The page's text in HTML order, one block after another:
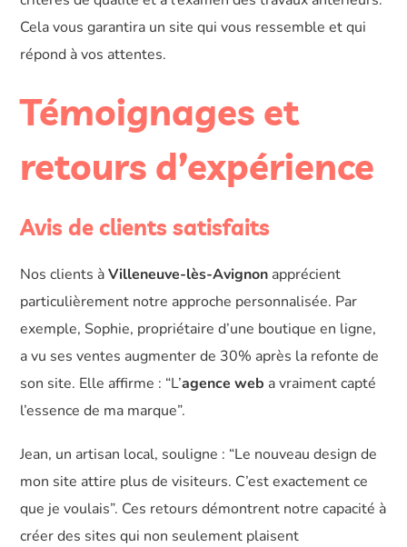
Cela vous garantira un site qui vous ressemble et qui
répond à vos attentes.
Témoignages et
retours d’expérience
Avis de clients satisfaits
Nos clients àVilleneuve-lès-Avignon apprécient
particulièrement notre approche personnalisée. Par
exemple, Sophie, propriétaire d’une boutique en ligne,
a vu ses ventes augmenter de 30% après la refonte de
son site. Elle affirme : “L’agence web a vraiment capté
l’essence de ma marque”.
Jean, un artisan local, souligne : “Le nouveau design de
mon site attire plus de visiteurs. C’est exactement ce
que je voulais”. Ces retours démontrent notre capacité à
créer des sites qui non seulement plaisent